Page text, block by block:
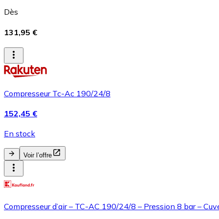
Dès
131,95 €
Compresseur Tc-Ac 190/24/8
152,45 €
En stock
Voir l’offre
Compresseur d’air – TC-AC 190/24/8 – Pression 8 bar –